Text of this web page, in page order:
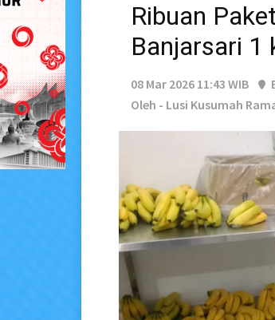
Ribuan
Banjarsari 1
08 Mar 2026 11:43 WIB
Oleh - Lusi Kusumah